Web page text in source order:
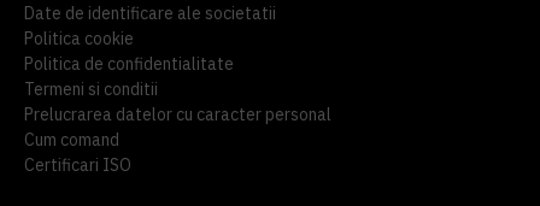
Date de identificare ale societatii
Politica cookie
Politica de confidentialitate
Termeni si conditii
Prelucrarea datelor cu caracter personal
Cum comand
Certificari ISO